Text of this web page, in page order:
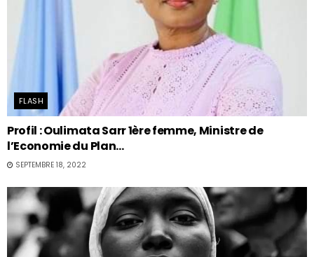
FLASH
Profil : Oulimata Sarr 1ère femme, Ministre de
l’Economie du Plan…
SEPTEMBRE 18, 2022